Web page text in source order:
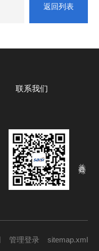
返回列表
联系我们
管理登录 sitemap.xml